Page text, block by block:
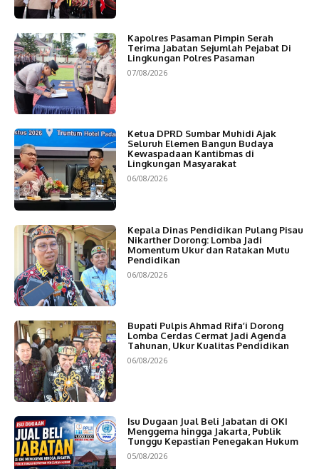
Kapolres Pasaman Pimpin Serah
Terima Jabatan Sejumlah Pejabat Di
Lingkungan Polres Pasaman
07/08/2026
Ketua DPRD Sumbar Muhidi Ajak
Seluruh Elemen Bangun Budaya
Kewaspadaan Kantibmas di
Lingkungan Masyarakat
06/08/2026
Kepala Dinas Pendidikan Pulang Pisau
Nikarther Dorong: Lomba Jadi
Momentum Ukur dan Ratakan Mutu
Pendidikan
06/08/2026
Bupati Pulpis Ahmad Rifa’i Dorong
Lomba Cerdas Cermat Jadi Agenda
Tahunan, Ukur Kualitas Pendidikan
06/08/2026
Isu Dugaan Jual Beli Jabatan di OKI
Menggema hingga Jakarta, Publik
Tunggu Kepastian Penegakan Hukum
05/08/2026